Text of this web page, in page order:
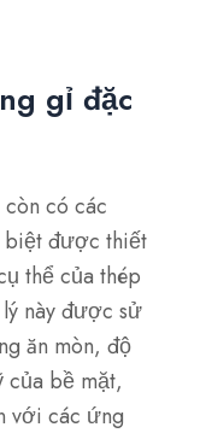
gỉ đặc
có các
biệt được thiết
thể của thép
này được sử
ăn mòn, độ
của bề mặt,
với các ứng